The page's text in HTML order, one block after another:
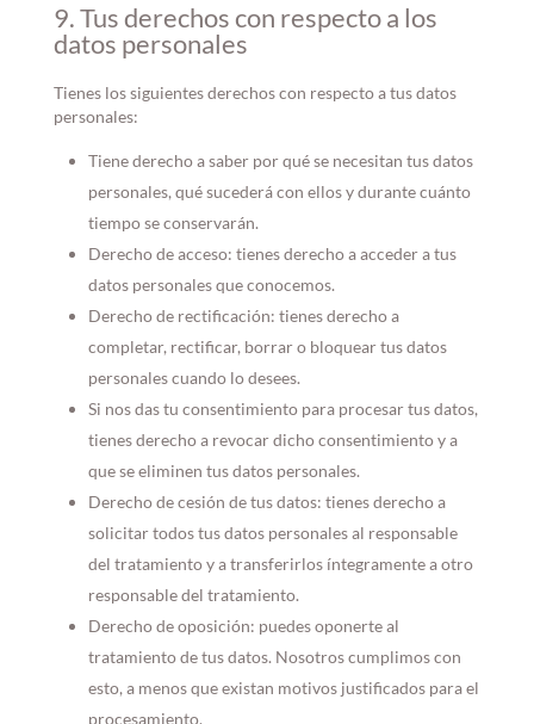
9. Tus derechos con respecto a los
datos personales
Tienes los siguientes derechos con respecto a tus datos
personales:
Tiene derecho a saber por qué se necesitan tus datos
personales, qué sucederá con ellos y durante cuánto
tiempo se conservarán.
Derecho de acceso: tienes derecho a acceder a tus
datos personales que conocemos.
Derecho de rectificación: tienes derecho a
completar, rectificar, borrar o bloquear tus datos
personales cuando lo desees.
Si nos das tu consentimiento para procesar tus datos,
tienes derecho a revocar dicho consentimiento y a
que se eliminen tus datos personales.
Derecho de cesión de tus datos: tienes derecho a
solicitar todos tus datos personales al responsable
del tratamiento y a transferirlos íntegramente a otro
responsable del tratamiento.
Derecho de oposición: puedes oponerte al
tratamiento de tus datos. Nosotros cumplimos con
esto, a menos que existan motivos justificados para el
procesamiento.